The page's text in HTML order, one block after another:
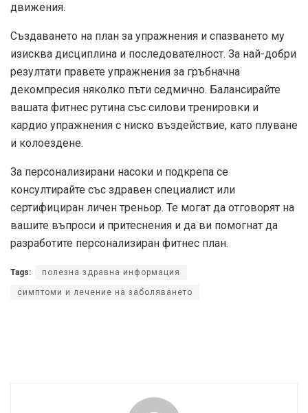
движения.
Създаването на план за упражнения и спазването му
изисква дисциплина и последователност. За най-добри
резултати правете упражнения за гръбначна
декомпресия няколко пъти седмично. Балансирайте
вашата фитнес рутина със силови тренировки и
кардио упражнения с ниско въздействие, като плуване
и колоездене.
За персонализирани насоки и подкрепа се
консултирайте със здравен специалист или
сертифициран личен треньор. Те могат да отговорят на
вашите въпроси и притеснения и да ви помогнат да
разработите персонализиран фитнес план.
Tags: полезна здравна информация
симптоми и лечение на заболяването